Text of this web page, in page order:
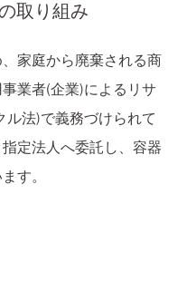
取り組み
家庭から廃棄される商
業者(企業)によるリサ
ル法)で義務づけられて
定法人へ委託し、容器
す。